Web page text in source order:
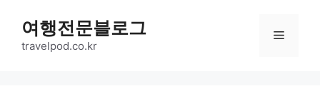
content
여행전문블로그
travelpod.co.kr
Menu